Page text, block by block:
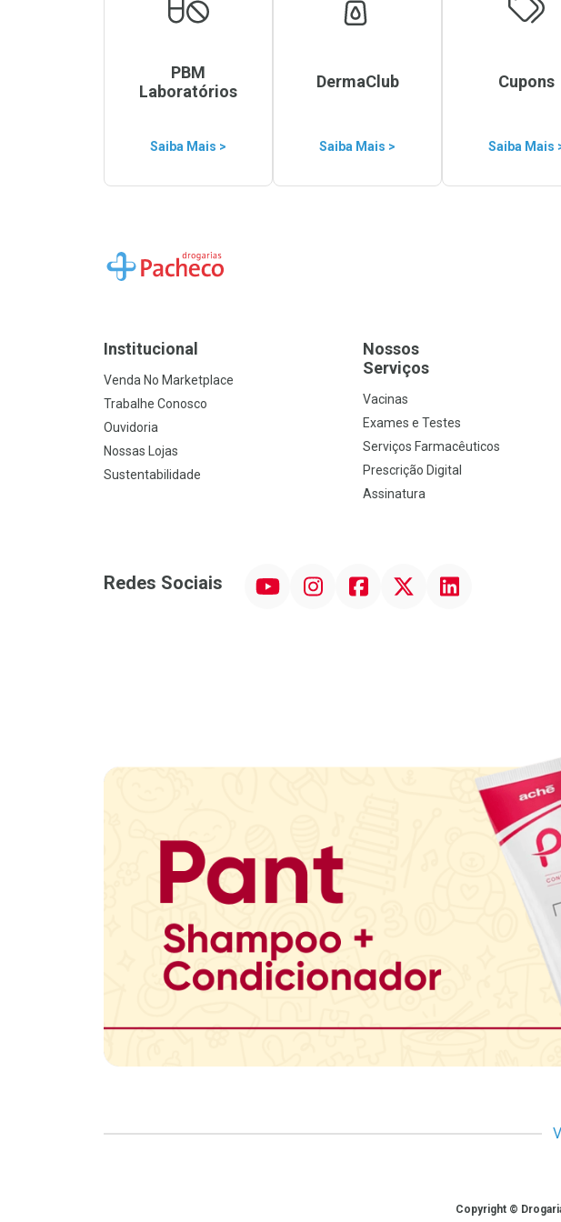
PBM
Laboratórios
Saiba Mais >
DermaClub
Saiba Mais >
Cupons
Saiba Mais
Ir para a Home
Institucional
Venda No Marketplace
Trabalhe Conosco
Ouvidoria
Nossas Lojas
Sustentabilidade
Nossos
Serviços
Vacinas
Exames e Testes
Serviços Farmacêuticos
Prescrição Digital
Assinatura
Redes Sociais InstagramFacebookTwitter Linkedin
Copyright ©